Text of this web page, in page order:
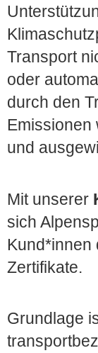
Transport
oder
durch den
Emissionen
und
Mit unserer
sich
Kund*innen
Zertifikate.
Grundlage